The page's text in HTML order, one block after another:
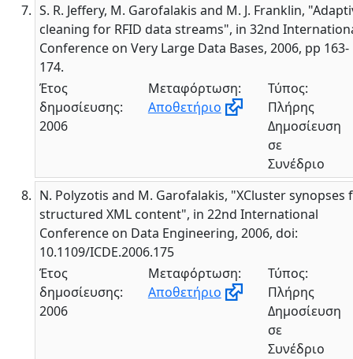
S. R. Jeffery, M. Garofalakis and M. J. Franklin,
cleaning for RFID data streams", in 32nd
Conference on Very Large Data Bases, 2006, pp 163-
174.
Έτος
δημοσίευσης:
2006
Μεταφόρτωση:
Αποθετήριο
Τύπος:
Πλήρης
Δημοσίευση
σε
Συνέδριο
N. Polyzotis and M. Garofalakis, "XCluster synopses
structured XML content", in 22nd International
Conference on Data Engineering, 2006, doi:
10.1109/ICDE.2006.175
Έτος
δημοσίευσης:
2006
Μεταφόρτωση:
Αποθετήριο
Τύπος:
Πλήρης
Δημοσίευση
σε
Συνέδριο